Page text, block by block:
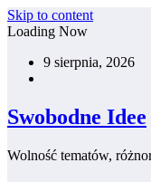
Skip to content
Loading Now
9 sierpnia, 2026
Swobodne Idee
Wolność tematów,